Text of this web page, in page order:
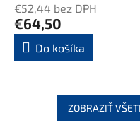
€52,44 bez DPH
€64,50
Do košíka
ZOBRAZIŤ